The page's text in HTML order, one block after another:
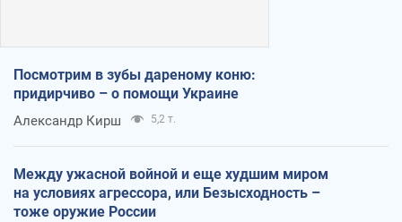
Посмотрим в зубы дареному коню:
придирчиво – о помощи Украине
Александр Кирш 5,2 т.
Между ужасной войной и еще худшим миром
на условиях агрессора, или Безысходность –
тоже оружие России